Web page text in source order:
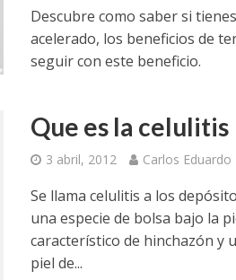
Descubre como saber si
acelerado, los beneficios de
seguir con este beneficio.
Que es la celulitis
3 abril, 2012 Carlos
Se llama celulitis a los
una especie de bolsa bajo la
característico de hinchazón y
piel de...